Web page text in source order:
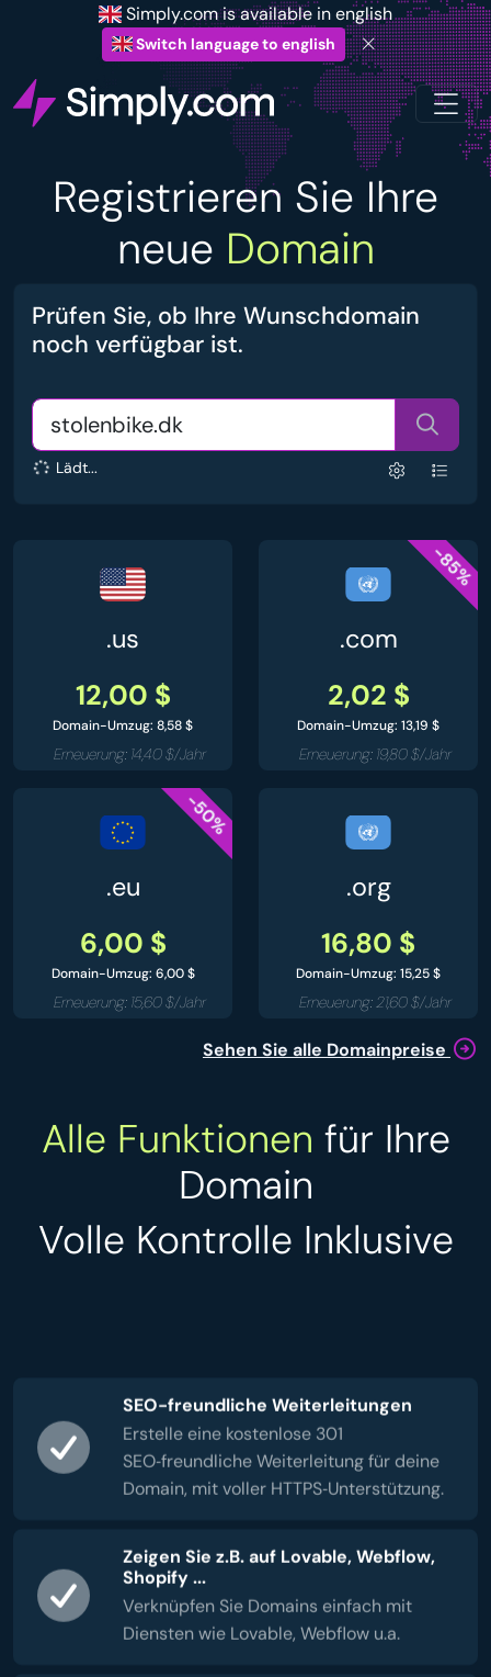
Simply.com is available in english
Switch language to english
Registrieren Sie Ihre
neue Domain
Prüfen Sie, ob Ihre Wunschdomain
noch verfügbar ist.
Lädt...
.us
12,00 $
Domain-Umzug: 8,58 $
Erneuerung: 14,40 $/Jahr
-85%
.com
2,02 $
Domain-Umzug: 13,19 $
Erneuerung: 19,80 $/Jahr
-50%
.eu
6,00 $
Domain-Umzug: 6,00 $
Erneuerung: 15,60 $/Jahr
.org
16,80 $
Domain-Umzug: 15,25 $
Erneuerung: 21,60 $/Jahr
Sehen Sie alle Domainpreise
Alle Funktionen für Ihre
Domain
Volle Kontrolle Inklusive
SEO-freundliche Weiterleitungen
Erstelle eine kostenlose 301
SEO‑freundliche Weiterleitung für deine
Domain, mit voller HTTPS‑Unterstützung.
Zeigen Sie z.B. auf Lovable, Webflow,
Shopify ...
Verknüpfen Sie Domains einfach mit
Diensten wie Lovable, Webflow u.a.